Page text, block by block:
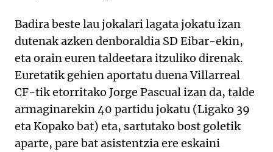
Badira beste lau jokalari lagata jokatu izan
dutenak azken denboraldia SD Eibar-ekin,
eta orain euren taldeetara itzuliko direnak.
Euretatik gehien aportatu duena Villarreal
CF-tik etorritako Jorge Pascual izan da, talde
armaginarekin 40 partidu jokatu (Ligako 39
eta Kopako bat) eta, sartutako bost goletik
aparte, pare bat asistentzia ere eskaini